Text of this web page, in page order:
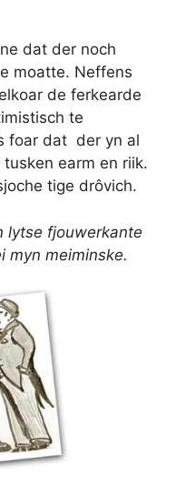
dat der noch
moatte. Neffens
de ferkearde
te
foar dat der yn al
earm en riik.
tige drôvich.
lytse fjouwerkante
myn meiminske.